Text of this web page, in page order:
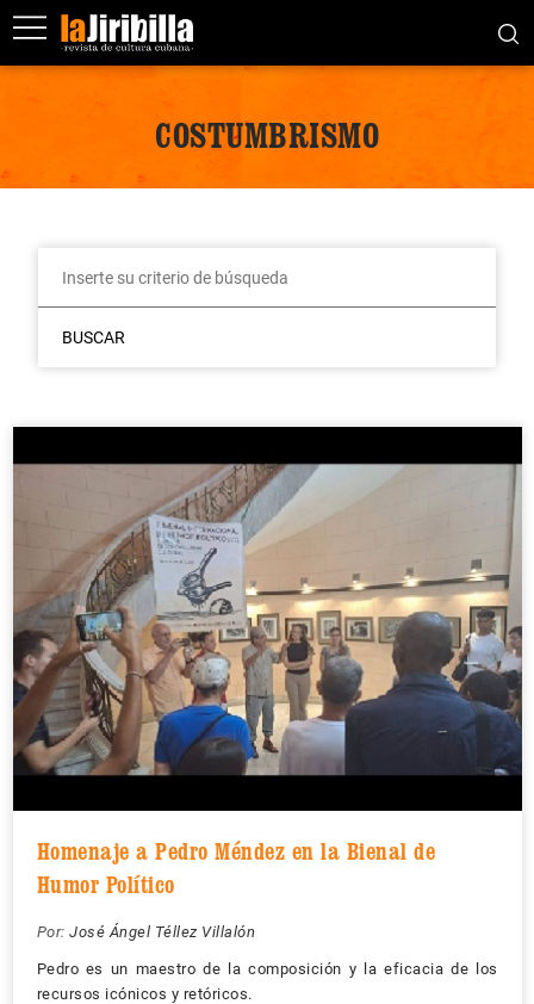
COSTUMBRISMO
BUSCAR
Homenaje a Pedro Méndez en la Bienal de
Humor Político
Por: José Ángel Téllez Villalón
Pedro es un maestro de la composición y la eficacia de los
recursos icónicos y retóricos.